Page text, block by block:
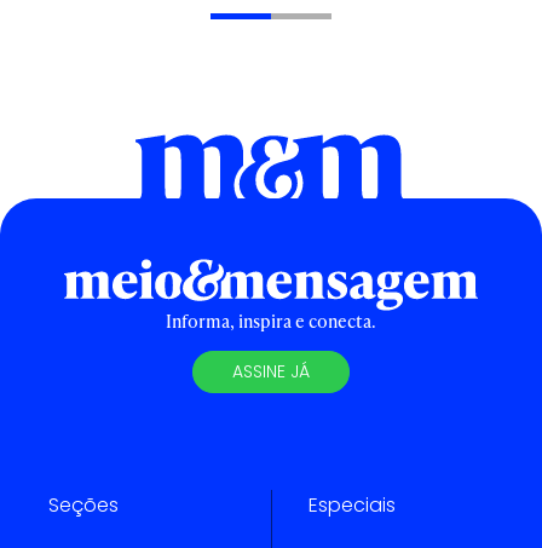
Informa, inspira e conecta.
ASSINE JÁ
Seções Especiais